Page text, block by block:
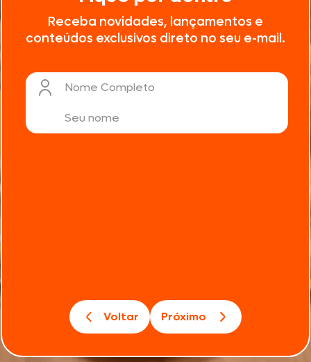
Receba novidades, lançamentos e
conteúdos exclusivos direto no seu e-mail.
Nome Completo
Voltar Próximo